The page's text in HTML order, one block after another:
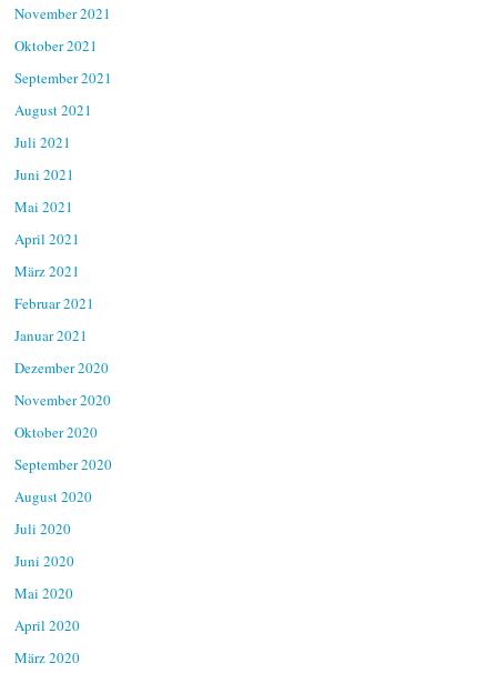
November 2021
Oktober 2021
September 2021
August 2021
Juli 2021
Juni 2021
Mai 2021
April 2021
März 2021
Februar 2021
Januar 2021
Dezember 2020
November 2020
Oktober 2020
September 2020
August 2020
Juli 2020
Juni 2020
Mai 2020
April 2020
März 2020